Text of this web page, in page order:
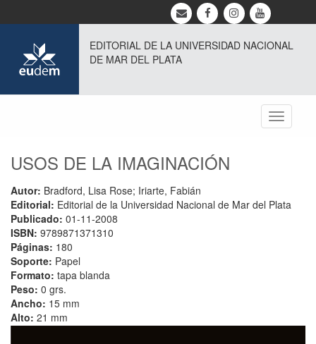
EDITORIAL DE LA UNIVERSIDAD NACIONAL
DE MAR DEL PLATA
Toggle
USOS DE LA IMAGINACIÓN
Autor: Bradford, Lisa Rose; Iriarte, Fabián
Editorial: Editorial de la Universidad Nacional de Mar del Plata
Publicado: 01-11-2008
ISBN: 9789871371310
Páginas: 180
Soporte: Papel
Formato: tapa blanda
Peso: 0 grs.
Ancho: 15 mm
Alto: 21 mm